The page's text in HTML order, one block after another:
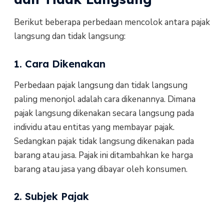
Berikut beberapa perbedaan mencolok antara pajak
langsung dan tidak langsung:
1. Cara Dikenakan
Perbedaan pajak langsung dan tidak langsung
paling menonjol adalah cara dikenannya. Dimana
pajak langsung dikenakan secara langsung pada
individu atau entitas yang membayar pajak.
Sedangkan pajak tidak langsung dikenakan pada
barang atau jasa. Pajak ini ditambahkan ke harga
barang atau jasa yang dibayar oleh konsumen.
2. Subjek Pajak